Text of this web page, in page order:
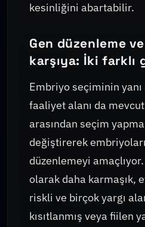
kesinliğini abartabilir.
Gen düzenleme
karşıya: İki farklı
Embriyo seçiminin yanı
faaliyet alanı da
arasından seçim
değiştirerek
düzenlemeyi
olarak daha karmaşık,
riskli ve birçok yargı
kısıtlanmış veya fiilen